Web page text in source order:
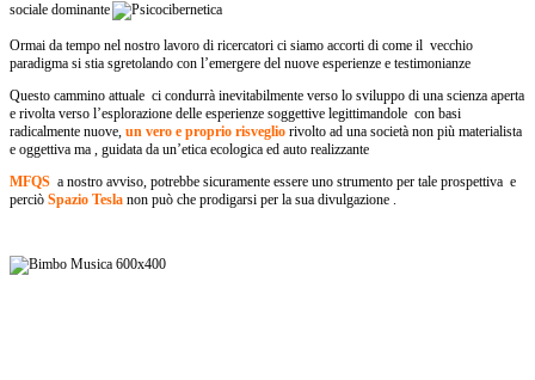
sociale dominante
Ormai da tempo nel nostro lavoro di ricercatori ci siamo accorti di come il vecchio
paradigma si stia sgretolando con l’emergere del nuove esperienze e testimonianze
Questo cammino attuale ci condurrà inevitabilmente verso lo sviluppo di una scienza aperta
e rivolta verso l’esplorazione delle esperienze soggettive legittimandole con basi
radicalmente nuove, un vero e proprio risveglio rivolto ad una società non più materialista
e oggettiva ma , guidata da un’etica ecologica ed auto realizzante
MFQS a nostro avviso, potrebbe sicuramente essere uno strumento per tale prospettiva e
perciò Spazio Tesla non può che prodigarsi per la sua divulgazione .